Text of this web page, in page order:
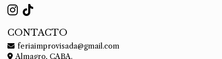
CONTACTO
feriaimprovisada@gmail.com
Almagro, CABA.